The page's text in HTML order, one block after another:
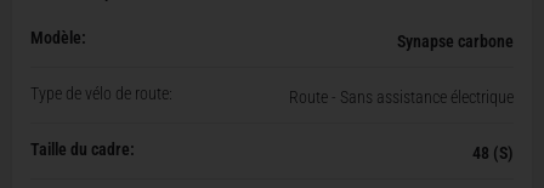
Modèle: Synapse carbone
Type de vélo de route: Route - Sans assistance électrique
Taille du cadre: 48 (S)